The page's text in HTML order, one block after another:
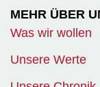
MEHR ÜBER
Was wir wollen
Unsere Werte